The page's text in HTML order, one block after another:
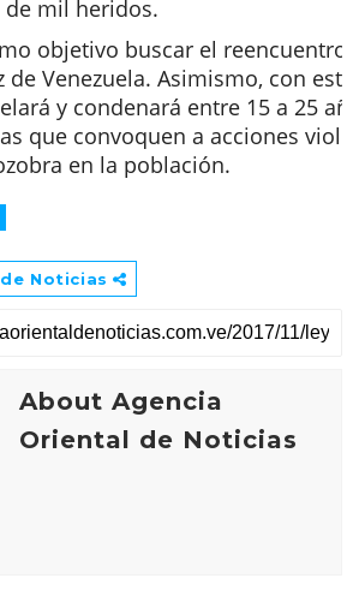
t
mil heridos.
objetivo buscar el
de Venezuela. Asimismo, con
y condenará entre 15 a 25
que convoquen a acciones
en la población.
Noticias
About Agencia
Oriental de Noticias